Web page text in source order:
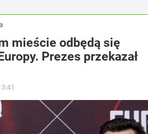
mieście odbędą się
Prezes przekazał